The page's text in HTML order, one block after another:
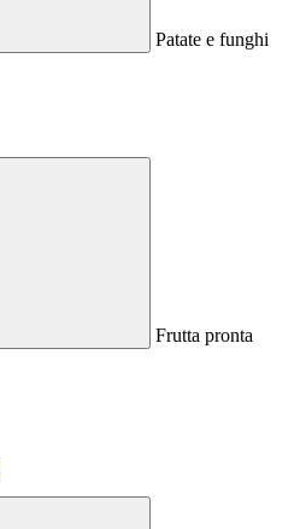
Patate e funghi
Frutta pronta